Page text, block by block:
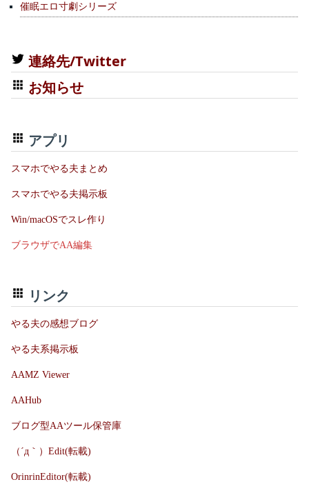
催眠エロ寸劇シリーズ
連絡先/Twitter
お知らせ
アプリ
スマホでやる夫まとめ
スマホでやる夫掲示板
Win/macOSでスレ作り
ブラウザでAA編集
リンク
やる夫の感想ブログ
やる夫系掲示板
AAMZ Viewer
AAHub
ブログ型AAツール保管庫
（´д｀）Edit(転載)
OrinrinEditor(転載)